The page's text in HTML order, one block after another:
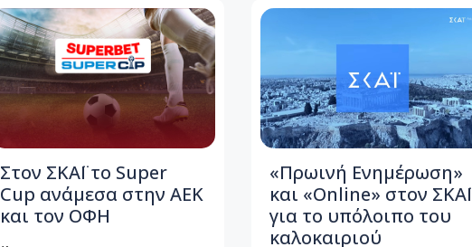
Στον ΣΚΑΪ το Super
Cup ανάμεσα στην ΑΕΚ
και τον ΟΦΗ
«Πρωινή Ενημέρωση»
και «Online» στον ΣΚΑΪ
για το υπόλοιπο του
καλοκαιριού